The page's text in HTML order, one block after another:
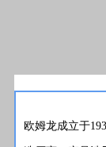
欧姆龙成立于